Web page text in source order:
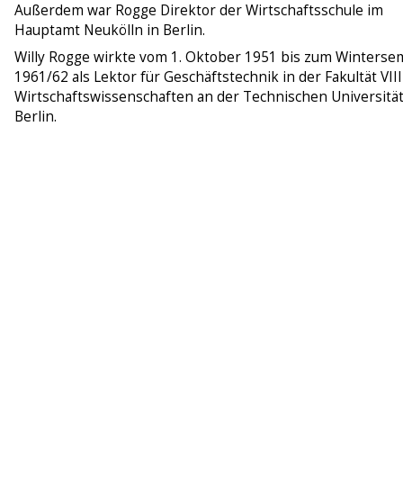
Außerdem war Rogge Direktor der Wirtschaftsschule im
Hauptamt Neukölln in Berlin.
Willy Rogge wirkte vom 1. Oktober 1951 bis zum
1961/62 als Lektor für Geschäftstechnik in der Fakultät
Wirtschaftswissenschaften an der Technischen Universität
Berlin.